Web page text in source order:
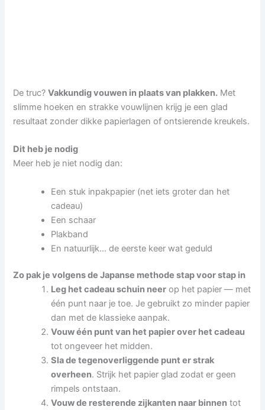
De truc?Vakkundig vouwen in plaats van plakken. Met
slimme hoeken en strakke vouwlijnen krijg je een glad
resultaat zonder dikke papierlagen of ontsierende kreukels.
Dit heb je nodig
Meer heb je niet nodig dan:
Een stuk inpakpapier (net iets groter dan het
cadeau)
Een schaar
Plakband
En natuurlijk… de eerste keer wat geduld
Zo pak je volgens de Japanse methode stap voor stap in
Leg het cadeau schuin neer op het papier — met
één punt naar je toe. Je gebruikt zo minder papier
dan met de klassieke aanpak.
Vouw één punt van het papier over het cadeau
tot ongeveer het midden.
Sla de tegenoverliggende punt er strak
overheen. Strijk het papier glad zodat er geen
rimpels ontstaan.
Vouw de resterende zijkanten naar binnen tot